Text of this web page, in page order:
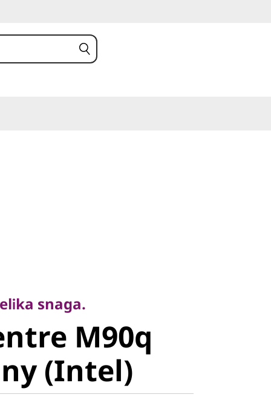
M90q
(Intel)
snaga.
M90q
(Intel)